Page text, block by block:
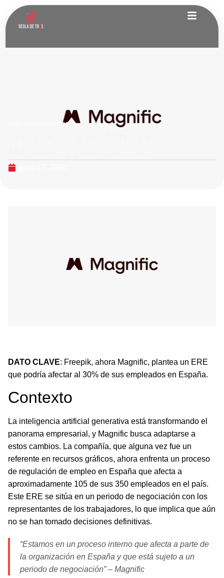
Internacionales
DATO CLAVE: Freepik, ahora Magnific, plantea un ERE
que podría afectar al 30% de sus empleados en España.
Contexto
La inteligencia artificial generativa está transformando el
panorama empresarial, y Magnific busca adaptarse a
estos cambios. La compañía, que alguna vez fue un
referente en recursos gráficos, ahora enfrenta un proceso
de regulación de empleo en España que afecta a
aproximadamente 105 de sus 350 empleados en el país.
Este ERE se sitúa en un periodo de negociación con los
representantes de los trabajadores, lo que implica que aún
no se han tomado decisiones definitivas.
“Estamos en un proceso interno que afecta a parte de
la organización en España y que está sujeto a un
periodo de negociación” – Magnific